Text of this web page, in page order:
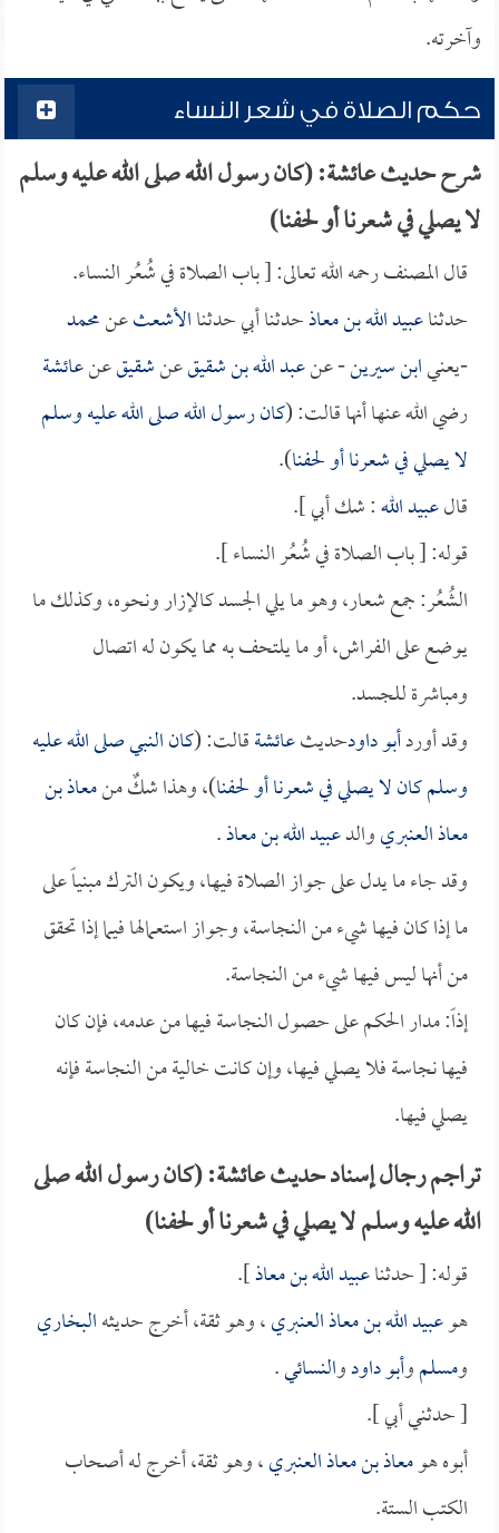
وآخرته.
حكم الصلاة في شعر النساء
شرح حديث عائشة: (كان رسول الله صلى الله عليه وسلم
لا يصلي في شعرنا أو لحفنا)
قال المصنف رحمه الله تعالى: [ باب الصلاة في شُعُر النساء.
حدثناعبيد الله بن معاذحدثنا أبي حدثناالأشعثعنمحمد
-يعنيابن سيرين- عنعبد الله بن شقيقعنشقيقعنعائشة
رضي الله عنها أنها قالت: (كان رسول الله صلى الله عليه وسلم
لا يصلي في شعرنا أو لحفنا).
قالعبيد الله: شك أبي ].
قوله: [ باب الصلاة في شُعُر النساء ].
الشُعُر: جمع شعار، وهو ما يلي الجسد كالإزار ونحوه، وكذلك ما
يوضع على الفراش، أو ما يلتحف به مما يكون له اتصال
ومباشرة للجسد.
وقد أوردأبو داودحديثعائشةقالت: (كان النبي صلى الله عليه
وسلم كان لا يصلي في شعرنا أو لحفنا)، وهذا شكٌ منمعاذ بن
معاذ العنبريوالدعبيد الله بن معاذ.
وقد جاء ما يدل على جواز الصلاة فيها، ويكون الترك مبنياً على
ما إذا كان فيها شيء من النجاسة، وجواز استعمالها فيما إذا تحقق
من أنها ليس فيها شيء من النجاسة.
إذاً: مدار الحكم على حصول النجاسة فيها من عدمه، فإن كان
فيها نجاسة فلا يصلي فيها، وإن كانت خالية من النجاسة فإنه
يصلي فيها.
تراجم رجال إسناد حديث عائشة: (كان رسول الله صلى
الله عليه وسلم لا يصلي في شعرنا أو لحفنا)
قوله: [ حدثناعبيد الله بن معاذ].
هوعبيد الله بن معاذ العنبري، وهو ثقة، أخرج حديثهالبخاري
ومسلموأبو داودوالنسائي.
[ حدثني أبي ].
أبوه هومعاذ بن معاذ العنبري، وهو ثقة، أخرج له أصحاب
الكتب الستة.